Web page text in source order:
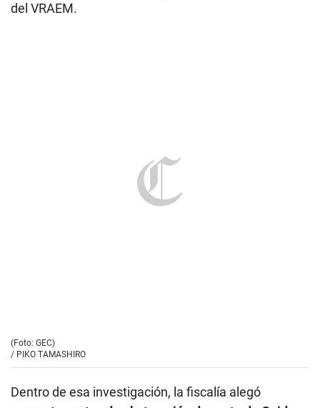
del VRAEM.
septiembre de ese año, habrían contactado a
Villarroel Medina a través de un abogado para que
los favorezca.